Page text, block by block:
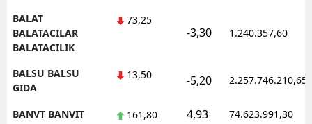
BALAT
BALATACILAR
BALATACILIK
73,25
-3,30 1.240.357,60
BALSU BALSU
GIDA
13,50 -5,20 2.257.746.210,65
BANVT BANVIT 161,80 4,93 74.623.991,30